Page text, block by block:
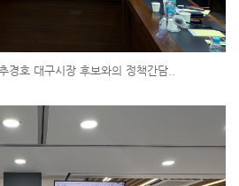
호 대구시장 후보와의 정책간담..